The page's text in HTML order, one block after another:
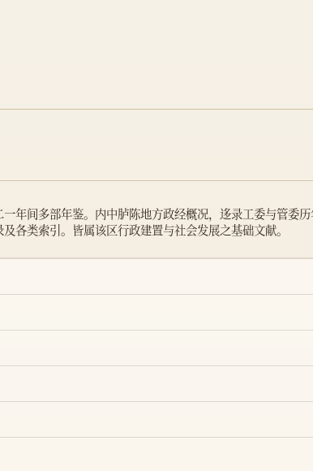
年间多部年鉴。内中胪陈地方政经概况，迻录工委与管委
各类索引。皆属该区行政建置与社会发展之基础文献。